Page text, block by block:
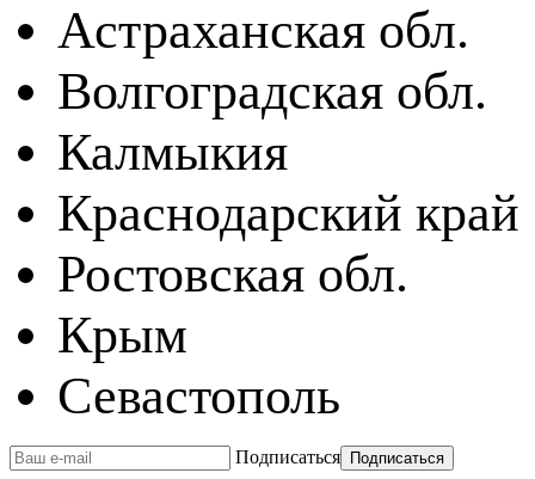
Астраханская обл.
Волгоградская обл.
Калмыкия
Краснодарский край
Ростовская обл.
Крым
Севастополь
Подписаться